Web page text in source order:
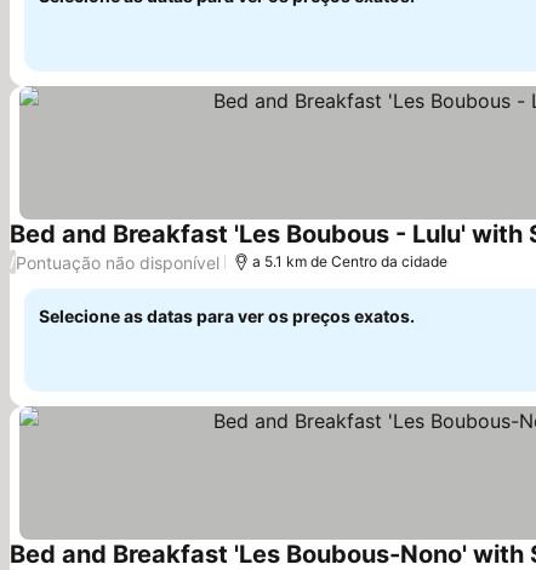
Bed and Breakfast 'Les Boubous - Lulu'
/Pontuação não disponível a 5.1 km de Centro da cidade
Selecione as datas para ver os preços exatos.
Bed and Breakfast 'Les Boubous-Nono'